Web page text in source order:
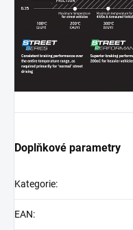
Doplňkové parametry
Kategorie:
EAN: